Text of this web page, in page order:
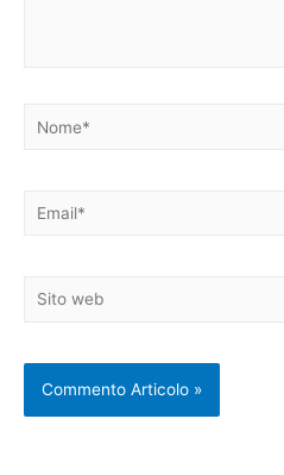
Nome*
Email*
Sito